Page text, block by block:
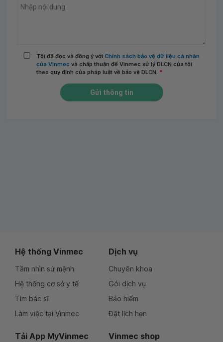
Tôi đã đọc và đồng ý với Chính sách bảo vệ dữ liệu cá nhân
của Vinmec và chấp thuận để Vinmec xử lý DLCN của tôi
theo quy định của pháp luật về bảo vệ DLCN. *
Gửi thông tin
Hệ thống Vinmec
Tầm nhìn sứ mệnh
Hệ thống cơ sở y tế
Tìm bác sĩ
Làm việc tại Vinmec
Dịch vụ
Chuyên khoa
Gói dịch vụ
Bảo hiểm
Đặt lịch hẹn
Tải App MyVinmec Vinmec shop